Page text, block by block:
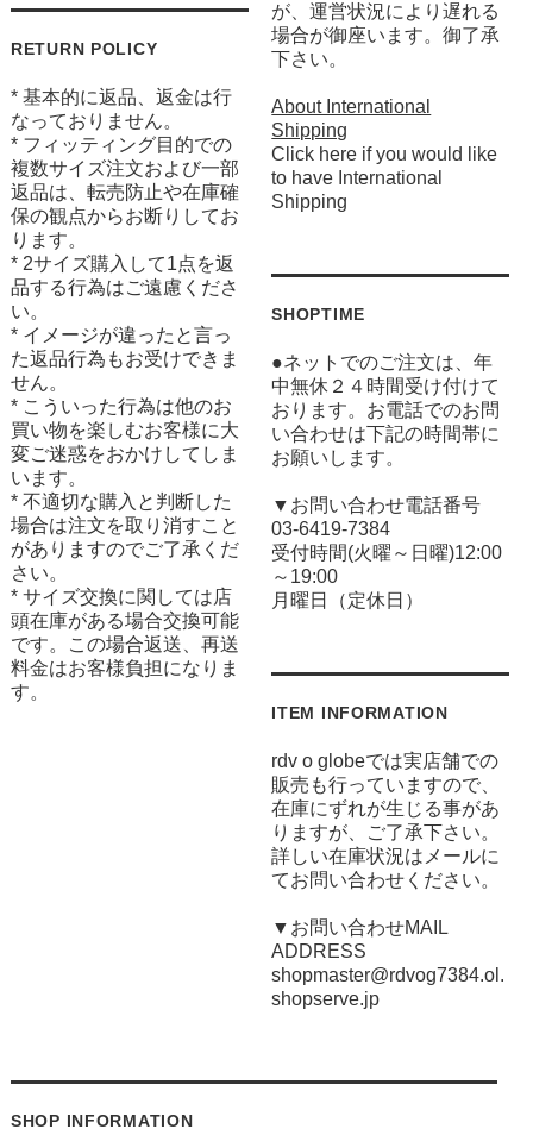
RETURN POLICY
* 基本的に返品、返金は行
なっておりません。
* フィッティング目的での
複数サイズ注文および一部
返品は、転売防止や在庫確
保の観点からお断りしてお
ります。
* 2サイズ購入して1点を返
品する行為はご遠慮くださ
い。
* イメージが違ったと言っ
た返品行為もお受けできま
せん。
* こういった行為は他のお
買い物を楽しむお客様に大
変ご迷惑をおかけしてしま
います。
* 不適切な購入と判断した
場合は注文を取り消すこと
がありますのでご了承くだ
さい。
* サイズ交換に関しては店
頭在庫がある場合交換可能
です。この場合返送、再送
料金はお客様負担になりま
す。
が、運営状況により遅れる
場合が御座います。御了承
下さい。
About International
Shipping
Click here if you would like
to have International
Shipping
SHOPTIME
●ネットでのご注文は、年
中無休２４時間受け付けて
おります。お電話でのお問
い合わせは下記の時間帯に
お願いします。
▼お問い合わせ電話番号
03-6419-7384
受付時間(火曜～日曜)12:00
～19:00
月曜日（定休日）
ITEM INFORMATION
rdv o globeでは実店舗での
販売も行っていますので、
在庫にずれが生じる事があ
りますが、ご了承下さい。
詳しい在庫状況はメールに
てお問い合わせください。
▼お問い合わせMAIL
ADDRESS
shopmaster@rdvog7384.ol.
shopserve.jp
SHOP INFORMATION